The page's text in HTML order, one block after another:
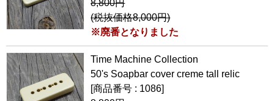
8,800円
(税抜価格8,000円)
※廃番となりました
Time Machine Collection
50's Soapbar cover creme tall relic
[商品番号 : 1086]